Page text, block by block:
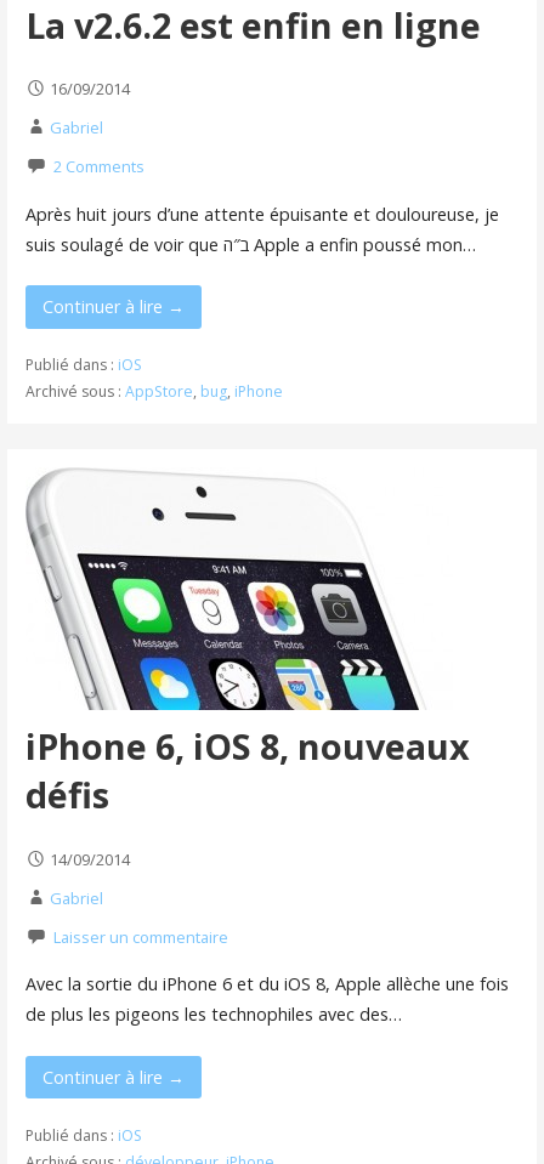
La v2.6.2 est enfin en ligne
16/09/2014
Gabriel
2 Comments
Après huit jours d’une attente épuisante et douloureuse, je
suis soulagé de voir que ב″ה Apple a enfin poussé mon…
Continuer à lire →
Publié dans : iOS
Archivé sous : AppStore, bug, iPhone
iPhone 6, iOS 8, nouveaux
défis
14/09/2014
Gabriel
Laisser un commentaire
Avec la sortie du iPhone 6 et du iOS 8, Apple allèche une fois
de plus les pigeons les technophiles avec des…
Continuer à lire →
Publié dans : iOS